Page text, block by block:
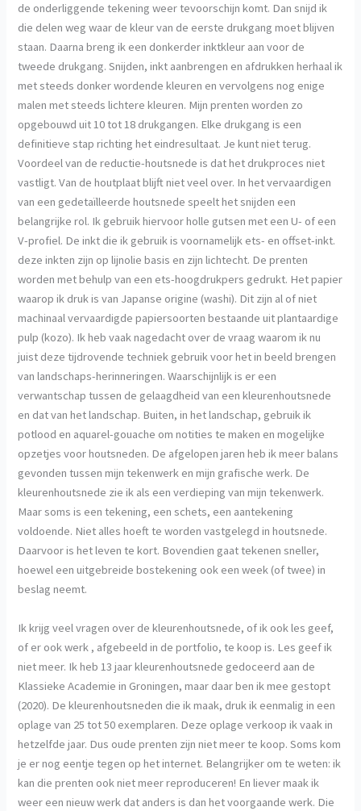
de onderliggende tekening weer tevoorschijn komt. Dan snijd ik
die delen weg waar de kleur van de eerste drukgang moet blijven
staan. Daarna breng ik een donkerder inktkleur aan voor de
tweede drukgang. Snijden, inkt aanbrengen en afdrukken herhaal ik
met steeds donker wordende kleuren en vervolgens nog enige
malen met steeds lichtere kleuren. Mijn prenten worden zo
opgebouwd uit 10 tot 18 drukgangen. Elke drukgang is een
definitieve stap richting het eindresultaat. Je kunt niet terug.
Voordeel van de reductie-houtsnede is dat het drukproces niet
vastligt. Van de houtplaat blijft niet veel over. In het vervaardigen
van een gedetaïlleerde houtsnede speelt het snijden een
belangrijke rol. Ik gebruik hiervoor holle gutsen met een U- of een
V-profiel. De inkt die ik gebruik is voornamelijk ets- en offset-inkt.
deze inkten zijn op lijnolie basis en zijn lichtecht. De prenten
worden met behulp van een ets-hoogdrukpers gedrukt. Het papier
waarop ik druk is van Japanse origine (washi). Dit zijn al of niet
machinaal vervaardigde papiersoorten bestaande uit plantaardige
pulp (kozo). Ik heb vaak nagedacht over de vraag waarom ik nu
juist deze tijdrovende techniek gebruik voor het in beeld brengen
van landschaps-herinneringen. Waarschijnlijk is er een
verwantschap tussen de gelaagdheid van een kleurenhoutsnede
en dat van het landschap. Buiten, in het landschap, gebruik ik
potlood en aquarel-gouache om notities te maken en mogelijke
opzetjes voor houtsneden. De afgelopen jaren heb ik meer balans
gevonden tussen mijn tekenwerk en mijn grafische werk. De
kleurenhoutsnede zie ik als een verdieping van mijn tekenwerk.
Maar soms is een tekening, een schets, een aantekening
voldoende. Niet alles hoeft te worden vastgelegd in houtsnede.
Daarvoor is het leven te kort. Bovendien gaat tekenen sneller,
hoewel een uitgebreide bostekening ook een week (of twee) in
beslag neemt.
Ik krijg veel vragen over de kleurenhoutsnede, of ik ook les geef,
of er ook werk , afgebeeld in de portfolio, te koop is. Les geef ik
niet meer. Ik heb 13 jaar kleurenhoutsnede gedoceerd aan de
Klassieke Academie in Groningen, maar daar ben ik mee gestopt
(2020). De kleurenhoutsneden die ik maak, druk ik eenmalig in een
oplage van 25 tot 50 exemplaren. Deze oplage verkoop ik vaak in
hetzelfde jaar. Dus oude prenten zijn niet meer te koop. Soms kom
je er nog eentje tegen op het internet. Belangrijker om te weten: ik
kan die prenten ook niet meer reproduceren! En liever maak ik
weer een nieuw werk dat anders is dan het voorgaande werk. Die